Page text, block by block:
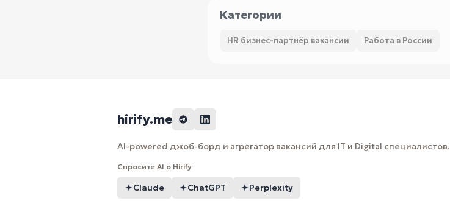
Категории
HR бизнес-партнёр вакансии Работа в России
hirify.me
AI-powered джоб-борд и агрегатор вакансий для IT и Digital специалистов.
Спросите AI о Hirify
Claude ChatGPT Perplexity